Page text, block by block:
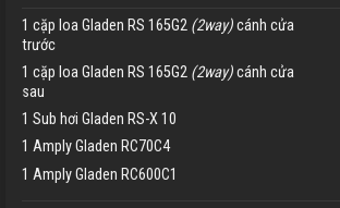
1 cặp loa Gladen RS 165G2 (2way)cánh cửa
trước
1 cặp loa Gladen RS 165G2 (2way)cánh cửa
sau
1 Sub hơi Gladen RS-X 10
1 Amply Gladen RC70C4
1 Amply Gladen RC600C1